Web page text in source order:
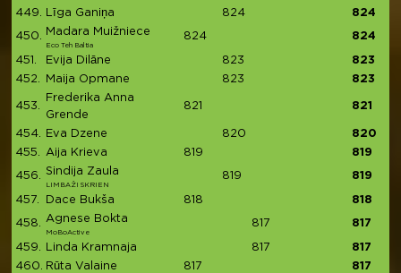
449. Līga Ganiņa 824 824
450. Madara Muižniece
Eco Teh Baltia
824 824
451. Evija Dilāne 823
823
452.
Maija Opmane 823 823
453.
Frederika Anna
Grende
821 821
454. Eva Dzene 820
820
455.
Aija Krieva 819 819
456. Sindija Zaula
LIMBAŽI SKRIEN
819 819
457. Dace Bukša 818 818
458. Agnese Bokta
MoBoActive
817 817
459. Linda Kramnaja 817
817
460.
Rūta Valaine 817 817